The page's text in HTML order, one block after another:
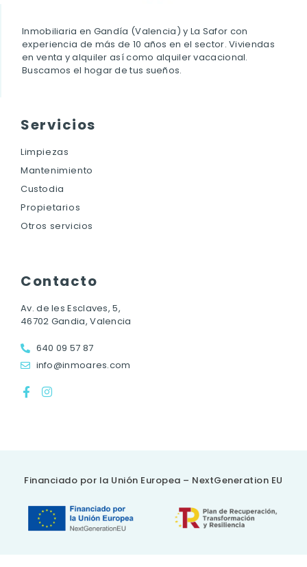
Inmobiliaria en Gandía (Valencia) y La Safor con
experiencia de más de 10 años en el sector. Viviendas
en venta y alquiler así como alquiler vacacional.
Buscamos el hogar de tus sueños.
Servicios
Limpiezas
Mantenimiento
Custodia
Propietarios
Otros servicios
Contacto
Av. de les Esclaves, 5,
46702 Gandia, Valencia
640 09 57 87
info@inmoares.com
Financiado por la Unión Europea – NextGeneration EU